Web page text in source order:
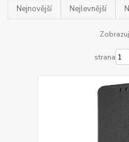
Nejnovější Nejlevnější
strana